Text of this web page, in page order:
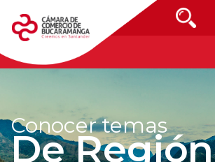
Conocer temas
De Región